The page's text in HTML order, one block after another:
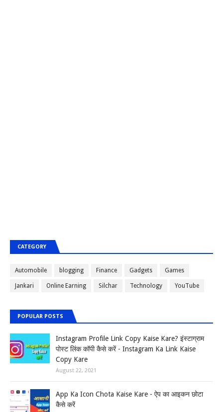
CATEGORY
Automobile blogging Finance Gadgets Games
Jankari Online Earning Silchar Technology YouTube
POPULAR POSTS
Instagram Profile Link Copy Kaise Kare? इंस्टाग्राम
पोस्ट लिंक कॉपी कैसे करें - Instagram Ka Link Kaise
Copy Kare
August 22, 2021
App Ka Icon Chota Kaise Kare - ऐप का आइकन छोटा
कैसे करें